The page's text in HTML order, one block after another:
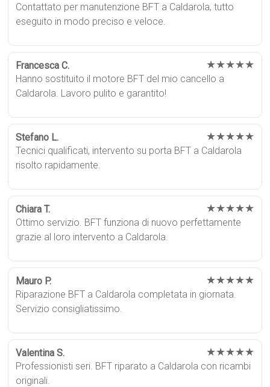
Contattato per manutenzione BFT a Caldarola, tutto
eseguito in modo preciso e veloce.
Francesca C. ★★★★★
Hanno sostituito il motore BFT del mio cancello a
Caldarola. Lavoro pulito e garantito!
Stefano L. ★★★★★
Tecnici qualificati, intervento su porta BFT a Caldarola
risolto rapidamente.
Chiara T. ★★★★★
Ottimo servizio. BFT funziona di nuovo perfettamente
grazie al loro intervento a Caldarola.
Mauro P. ★★★★★
Riparazione BFT a Caldarola completata in giornata.
Servizio consigliatissimo.
Valentina S. ★★★★★
Professionisti seri. BFT riparato a Caldarola con ricambi
originali.